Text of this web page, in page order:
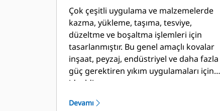
Çok çeşitli uygulama ve malzemelerde
kazma, yükleme, taşıma, tesviye,
düzeltme ve boşaltma işlemleri için
tasarlanmıştır. Bu genel amaçlı kovalar
inşaat, peyzaj, endüstriyel ve daha fazla
güç gerektiren yıkım uygulamaları için
idealdir.
Devamı